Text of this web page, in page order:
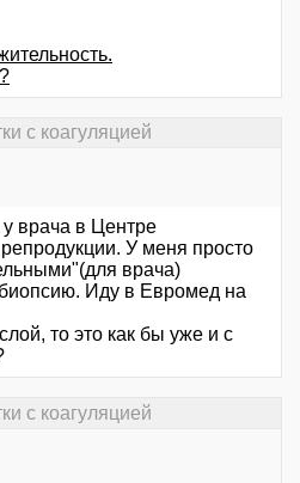
с коагуляцией
врача в Центре
У меня просто
врача)
Иду в Евромед на
то это как бы уже и с
с коагуляцией